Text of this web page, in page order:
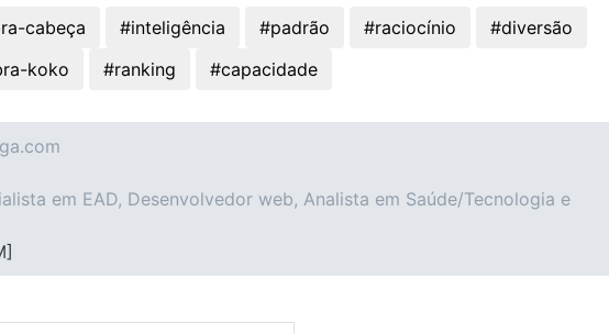
cabeça #inteligência #padrão #raciocínio
#diversão
koko #ranking #capacidade
em EAD, Desenvolvedor web, Analista em Saúde/Tecnologia e